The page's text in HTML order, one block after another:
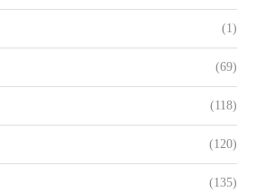
(1)
(69)
(118)
(120)
(135)